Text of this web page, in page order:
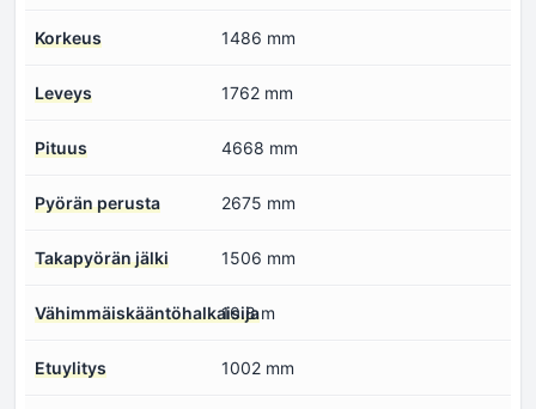
Korkeus 1486 mm
Leveys 1762 mm
Pituus 4668 mm
Pyörän perusta 2675 mm
Takapyörän jälki 1506 mm
Vähimmäiskääntöhalkaisija
10.8 m
Etuylitys 1002 mm